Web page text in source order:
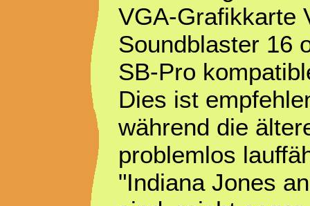
VGA-Grafikkarte
Soundblaster 16
SB-Pro
Dies ist
während die
problemlos
"Indiana Jones